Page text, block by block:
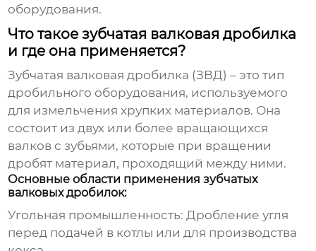
оборудования.
Что такое зубчатая валковая дробилка
и где она применяется?
Зубчатая валковая дробилка (ЗВД) – это тип
дробильного оборудования, используемого
для измельчения хрупких материалов. Она
состоит из двух или более вращающихся
валков с зубьями, которые при вращении
дробят материал, проходящий между ними.
Основные области применения зубчатых
валковых дробилок:
Угольная промышленность: Дробление угля
перед подачей в котлы или для производства